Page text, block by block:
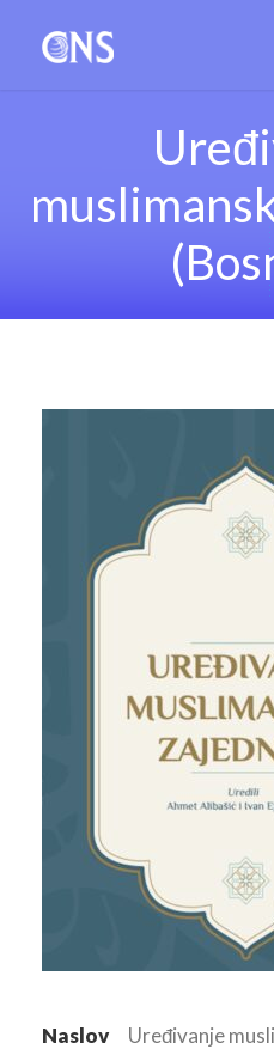
Naslov
Uređivanje